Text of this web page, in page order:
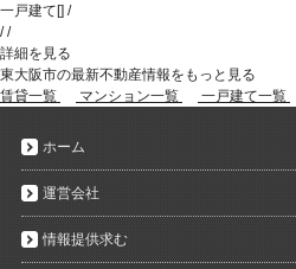
一戸建て[] /
//
詳細を見る
東大阪市の最新不動産情報をもっと見る
賃貸一覧
マンション一覧 一戸建て一覧
ホーム
運営会社
情報提供求む